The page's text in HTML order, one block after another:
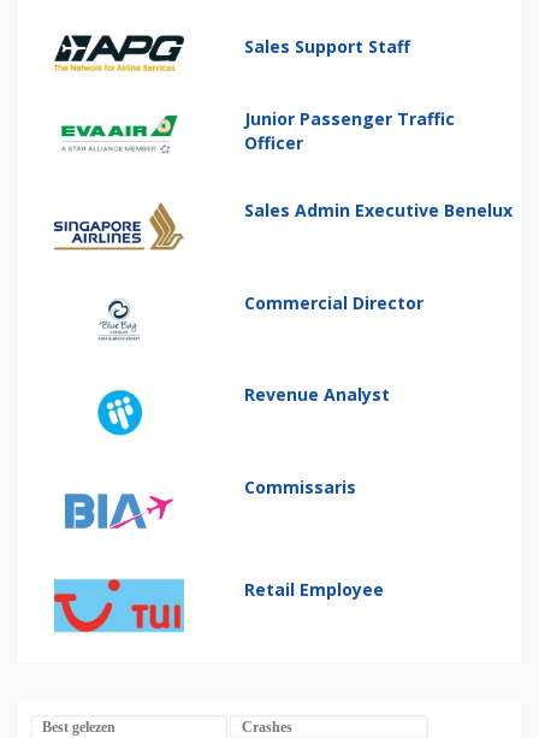
Sales Support Staff
Junior Passenger Traffic
Officer
Sales Admin Executive Benelux
Commercial Director
Revenue Analyst
Commissaris
Retail Employee
Best gelezen Crashes